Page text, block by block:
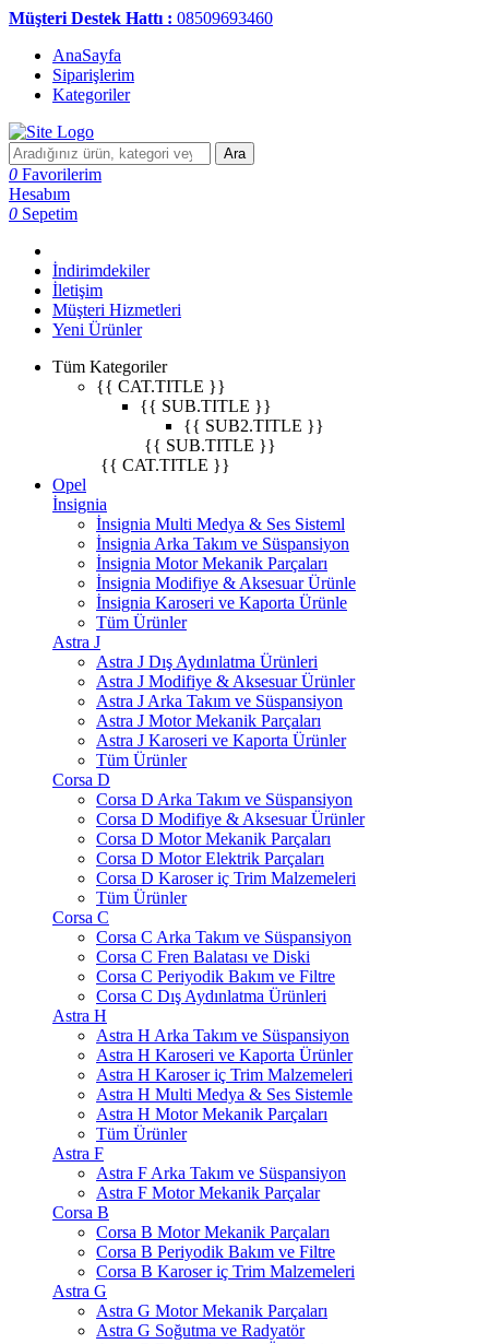
Müşteri Destek Hattı : 08509693460
AnaSayfa
Siparişlerim
Kategoriler
Ara
0 Favorilerim
Hesabım
0 Sepetim
İndirimdekiler
İletişim
Müşteri Hizmetleri
Yeni Ürünler
Tüm Kategoriler
{{ CAT.TITLE }}
{{ SUB.TITLE }}
{{ SUB2.TITLE }}
{{ SUB.TITLE }}
{{ CAT.TITLE }}
Opel
İnsignia
İnsignia Multi Medya & Ses Sisteml
İnsignia Arka Takım ve Süspansiyon
İnsignia Motor Mekanik Parçaları
İnsignia Modifiye & Aksesuar Ürünle
İnsignia Karoseri ve Kaporta Ürünle
Tüm Ürünler
Astra J
Astra J Dış Aydınlatma Ürünleri
Astra J Modifiye & Aksesuar Ürünler
Astra J Arka Takım ve Süspansiyon
Astra J Motor Mekanik Parçaları
Astra J Karoseri ve Kaporta Ürünler
Tüm Ürünler
Corsa D
Corsa D Arka Takım ve Süspansiyon
Corsa D Modifiye & Aksesuar Ürünler
Corsa D Motor Mekanik Parçaları
Corsa D Motor Elektrik Parçaları
Corsa D Karoser iç Trim Malzemeleri
Tüm Ürünler
Corsa C
Corsa C Arka Takım ve Süspansiyon
Corsa C Fren Balatası ve Diski
Corsa C Periyodik Bakım ve Filtre
Corsa C Dış Aydınlatma Ürünleri
Astra H
Astra H Arka Takım ve Süspansiyon
Astra H Karoseri ve Kaporta Ürünler
Astra H Karoser iç Trim Malzemeleri
Astra H Multi Medya & Ses Sistemle
Astra H Motor Mekanik Parçaları
Tüm Ürünler
Astra F
Astra F Arka Takım ve Süspansiyon
Astra F Motor Mekanik Parçalar
Corsa B
Corsa B Motor Mekanik Parçaları
Corsa B Periyodik Bakım ve Filtre
Corsa B Karoser iç Trim Malzemeleri
Astra G
Astra G Motor Mekanik Parçaları
Astra G Soğutma ve Radyatör